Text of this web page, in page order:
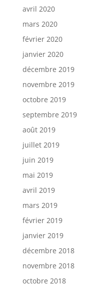
avril 2020
mars 2020
février 2020
janvier 2020
décembre 2019
novembre 2019
octobre 2019
septembre 2019
août 2019
juillet 2019
juin 2019
mai 2019
avril 2019
mars 2019
février 2019
janvier 2019
décembre 2018
novembre 2018
octobre 2018